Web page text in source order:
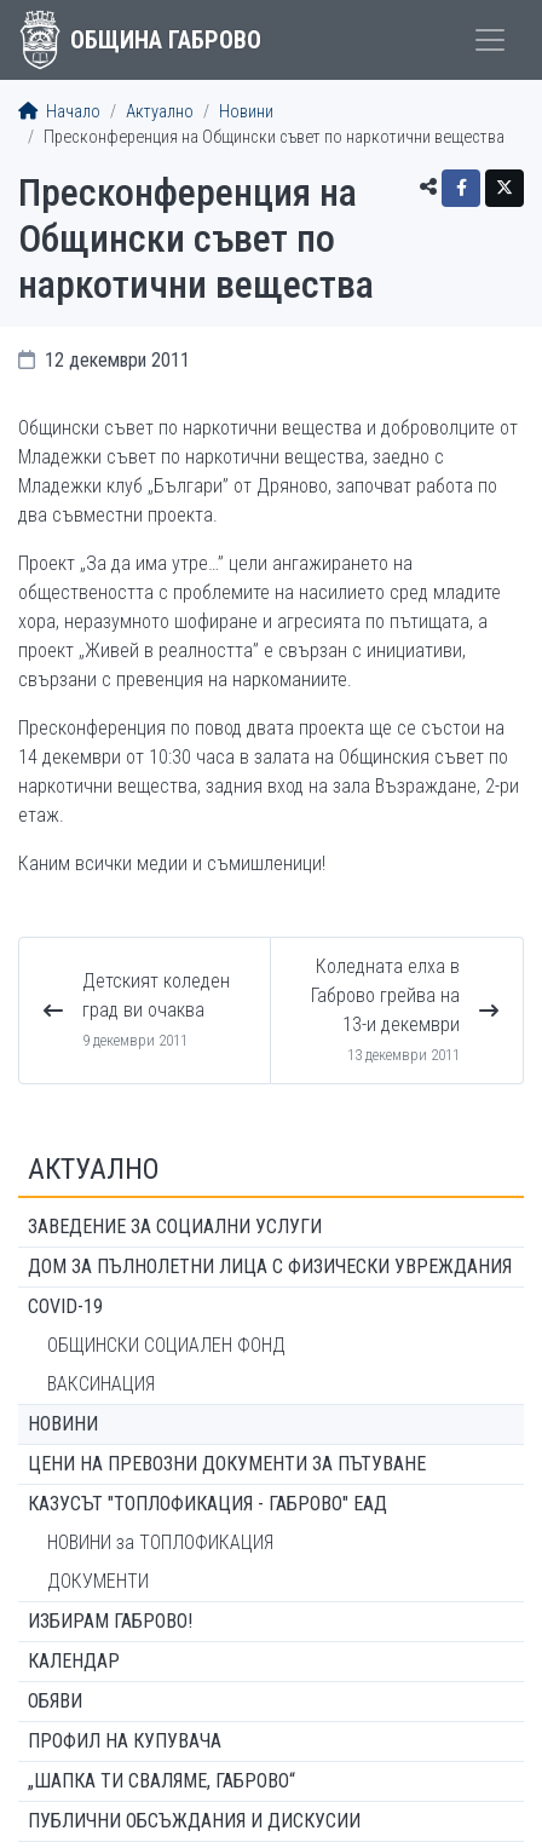
ОБЩИНА ГАБРОВО
Начало Актуално
Новини
Пресконференция на Общински съвет по наркотични вещества
Пресконференция на
Общински съвет по
наркотични вещества
12 декември 2011
Общински съвет по наркотични вещества и доброволците от
Младежки съвет по наркотични вещества, заедно с
Младежки клуб „Българи” от Дряново, започват работа по
два съвместни проекта.
Проект „За да има утре…” цели ангажирането на
обществеността с проблемите на насилието сред младите
хора, неразумното шофиране и агресията по пътищата, а
проект „Живей в реалността” е свързан с инициативи,
свързани с превенция на наркоманиите.
Пресконференция по повод двата проекта ще се състои на
14 декември от 10:30 часа в залата на Общинския съвет по
наркотични вещества, задния вход на зала Възраждане, 2-ри
етаж.
Каним всички медии и съмишленици!
Детският коледен
град ви очаква
9 декември 2011
Коледната елха в
Габрово грейва на
13-и декември
13 декември 2011
АКТУАЛНО
ЗАВЕДЕНИЕ ЗА СОЦИАЛНИ УСЛУГИ
ДОМ ЗА ПЪЛНОЛЕТНИ ЛИЦА С ФИЗИЧЕСКИ УВРЕЖДАНИЯ
COVID-19
ОБЩИНСКИ СОЦИАЛЕН ФОНД
ВАКСИНАЦИЯ
НОВИНИ
ЦЕНИ НА ПРЕВОЗНИ ДОКУМЕНТИ ЗА ПЪТУВАНЕ
КАЗУСЪТ "ТОПЛОФИКАЦИЯ - ГАБРОВО" ЕАД
НОВИНИ за ТОПЛОФИКАЦИЯ
ДОКУМЕНТИ
ИЗБИРАМ ГАБРОВО!
КАЛЕНДАР
ОБЯВИ
ПРОФИЛ НА КУПУВАЧА
„ШАПКА ТИ СВАЛЯМЕ, ГАБРОВО“
ПУБЛИЧНИ ОБСЪЖДАНИЯ И ДИСКУСИИ